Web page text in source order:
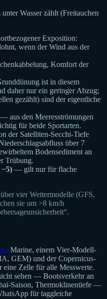
Wasser zählt (Freitauchen
Exposition:
wenn der Wind aus der
Komfort der
ist in diesem
daher nur ein geringer Abzug;
gezählt) sind der eigentliche
— aus den Meeresströmungen
für beide Sportarten.
der Satelliten-Secchi-Tiefe
über 7
Bodensediment an
Trübung.
— gilt nur für flache
vier Wettermodelle (GFS,
sie um >8 km/h
Marine, einem Vier-Modell-
GEM) und der Copernicus-
eine Zelle für alle Messwerte.
sehen — Bootsverkehr an
Saison, Thermoklinentiefe —
für taggleiche